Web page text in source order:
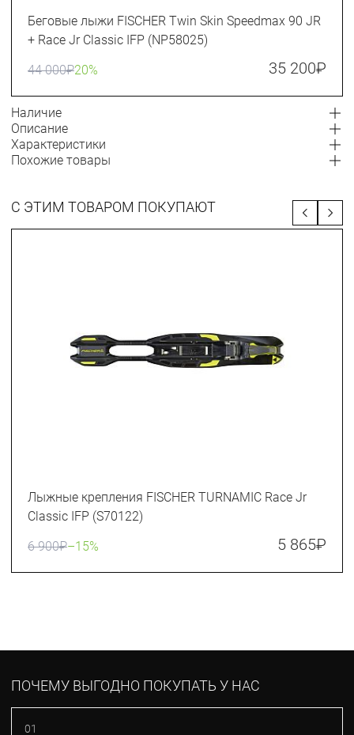
Беговые лыжи FISCHER Twin Skin Speedmax 90 JR
+ Race Jr Classic IFP (NP58025)
44 000₽20% 35 200₽
Наличие
Описание
Характеристики
Похожие товары
С ЭТИМ ТОВАРОМ ПОКУПАЮТ
Лыжные крепления FISCHER TURNAMIC Race Jr
Classic IFP (S70122)
6 900₽–15% 5 865₽
ПОЧЕМУ ВЫГОДНО ПОКУПАТЬ У НАС
01